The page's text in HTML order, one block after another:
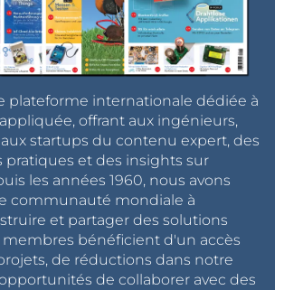
plateforme internationale dédiée à
offrant aux ingénieurs,
startups du contenu expert, des
pratiques et des insights sur
les années 1960, nous avons
communauté mondiale à
et partager des solutions
membres bénéficient d'un accès
de réductions dans notre
de collaborer avec des